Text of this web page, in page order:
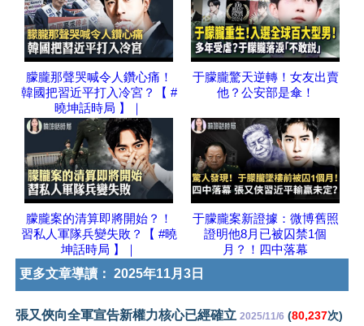
朦朧那聲哭喊令人鑽心痛！
韓國把習近平打入冷宮？【 #
曉坤話時局 】｜
于朦朧驚天逆轉！女友出賣
他？公安部是傘！
朦朧案的清算即將開始？！
習私人軍隊兵變失敗？【 #曉
坤話時局 】｜
于朦朧案新證據：微博舊照
證明他8月已被囚禁1個
月？！四中落幕
更多文章導讀： 2025年11月3日
張又俠向全軍宣告新權力核心已經確立 2025/11/6 (80,237次)